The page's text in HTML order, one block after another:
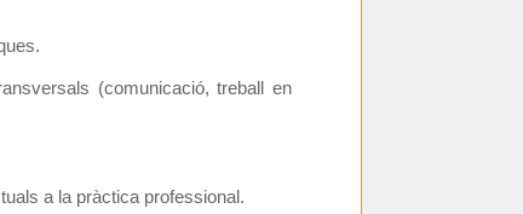
(comunicació, treball en
a la pràctica professional.